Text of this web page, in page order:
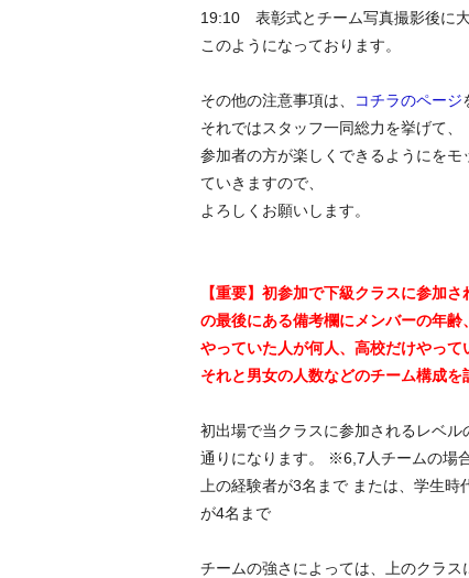
19:10 表彰式とチーム写真撮影後に
このようになっております。
その他の注意事項は、 コチラのページ
それではスタッフ一同総力を挙げて、
参加者の方が楽しくできるようにをモ
ていきますので、
よろしくお願いします。
【重要】初参加で下級クラスに参加
の最後にある備考欄にメンバーの年齢
やっていた人が何人、高校だけやって
それと男女の人数などのチーム構成を
初出場で当クラスに参加されるレベル
通りになります。 ※6,7人チームの場
上の経験者が3名まで または、学生
が4名まで
チームの強さによっては、上のクラス